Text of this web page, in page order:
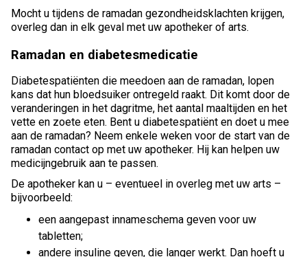
Mocht u tijdens de ramadan gezondheidsklachten krijgen,
overleg dan in elk geval met uw apotheker of arts.
Ramadan en diabetesmedicatie
Diabetespatiënten die meedoen aan de ramadan, lopen
kans dat hun bloedsuiker ontregeld raakt. Dit komt door de
veranderingen in het dagritme, het aantal maaltijden en het
vette en zoete eten. Bent u diabetespatiënt en doet u mee
aan de ramadan? Neem enkele weken voor de start van de
ramadan contact op met uw apotheker. Hij kan helpen uw
medicijngebruik aan te passen.
De apotheker kan u – eventueel in overleg met uw arts –
bijvoorbeeld:
een aangepast innameschema geven voor uw
tabletten;
andere insuline geven, die langer werkt. Dan hoeft u